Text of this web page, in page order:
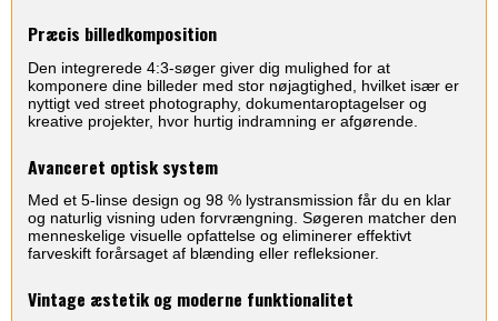
Præcis billedkomposition
Den integrerede 4:3-søger giver dig mulighed for at
komponere dine billeder med stor nøjagtighed, hvilket især er
nyttigt ved street photography, dokumentaroptagelser og
kreative projekter, hvor hurtig indramning er afgørende.
Avanceret optisk system
Med et 5-linse design og 98 % lystransmission får du en klar
og naturlig visning uden forvrængning. Søgeren matcher den
menneskelige visuelle opfattelse og eliminerer effektivt
farveskift forårsaget af blænding eller refleksioner.
Vintage æstetik og moderne funktionalitet